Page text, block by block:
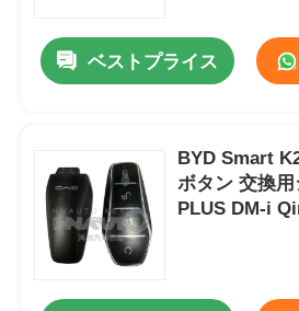
ベストプライス
BYD Smart
ボタン 交換
PLUS DM-i